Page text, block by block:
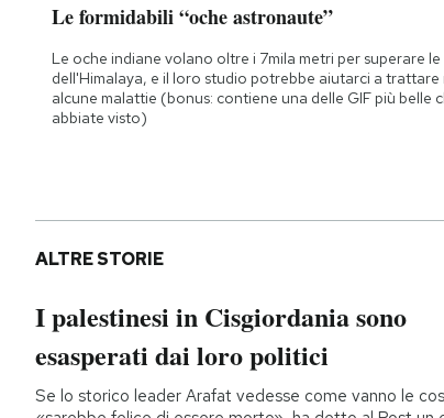
Le formidabili “oche astronaute”
Le oche indiane volano oltre i 7mila metri per superare le
dell'Himalaya, e il loro studio potrebbe aiutarci a trattare
alcune malattie (bonus: contiene una delle GIF più belle
abbiate visto)
ALTRE STORIE
I palestinesi in Cisgiordania sono
esasperati dai loro politici
Se lo storico leader Arafat vedesse come vanno le